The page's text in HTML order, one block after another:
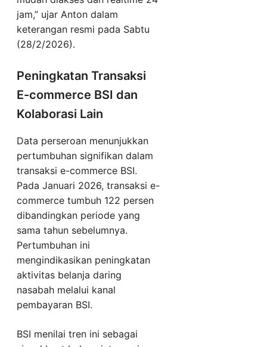
jam,” ujar Anton dalam
keterangan resmi pada Sabtu
(28/2/2026).
Peningkatan Transaksi
E-commerce BSI dan
Kolaborasi Lain
Data perseroan menunjukkan
pertumbuhan signifikan dalam
transaksi e-commerce BSI.
Pada Januari 2026, transaksi e-
commerce tumbuh 122 persen
dibandingkan periode yang
sama tahun sebelumnya.
Pertumbuhan ini
mengindikasikan peningkatan
aktivitas belanja daring
nasabah melalui kanal
pembayaran BSI.
BSI menilai tren ini sebagai